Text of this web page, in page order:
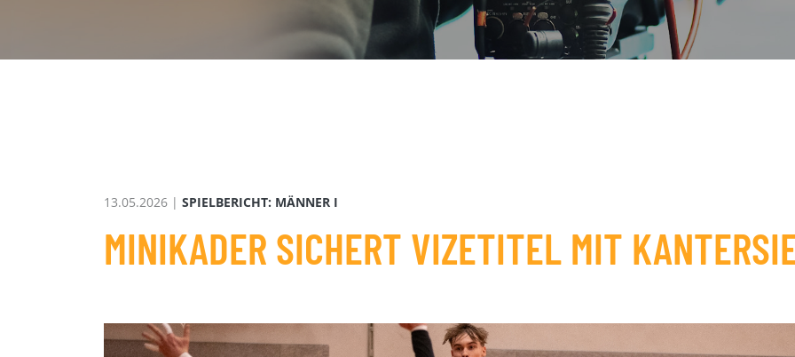
13.05.2026 | SPIELBERICHT: MÄNNER I
MINIKADER SICHERT VIZETITEL MIT